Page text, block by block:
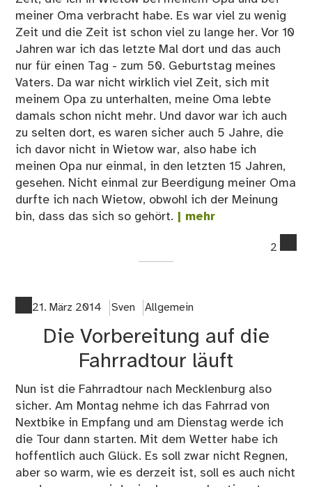
meiner Oma verbracht habe. Es war viel zu wenig
Zeit und die Zeit ist schon viel zu lange her. Vor 10
Jahren war ich das letzte Mal dort und das auch
nur für einen Tag - zum 50. Geburtstag meines
Vaters. Da war nicht wirklich viel Zeit, sich mit
meinem Opa zu unterhalten, meine Oma lebte
damals schon nicht mehr. Und davor war ich auch
zu selten dort, es waren sicher auch 5 Jahre, die
ich davor nicht in Wietow war, also habe ich
meinen Opa nur einmal, in den letzten 15 Jahren,
gesehen. Nicht einmal zur Beerdigung meiner Oma
durfte ich nach Wietow, obwohl ich der Meinung
bin, dass das sich so gehört. | mehr
2
21. März 2014 Sven Allgemein
Die Vorbereitung auf die
Fahrradtour läuft
Nun ist die Fahrradtour nach Mecklenburg also
sicher. Am Montag nehme ich das Fahrrad von
Nextbike in Empfang und am Dienstag werde ich
die Tour dann starten. Mit dem Wetter habe ich
hoffentlich auch Glück. Es soll zwar nicht Regnen,
aber so warm, wie es derzeit ist, soll es auch nicht